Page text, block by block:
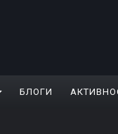
БЛОГИ